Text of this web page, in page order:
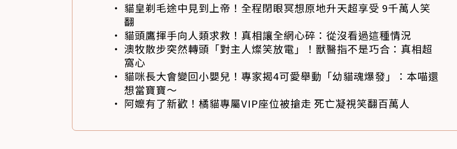
貓皇剃毛途中見到上帝！全程閉眼冥想原地升天超享受 9千萬人笑
翻
貓頭鷹揮手向人類求救！真相讓全網心碎：從沒看過這種情況
澳牧散步突然轉頭「對主人燦笑放電」！獸醫指不是巧合：真相超
窩心
貓咪長大會變回小嬰兒！專家揭4可愛舉動「幼貓魂爆發」：本喵還
想當寶寶～
阿嬤有了新歡！橘貓專屬VIP座位被搶走 死亡凝視笑翻百萬人